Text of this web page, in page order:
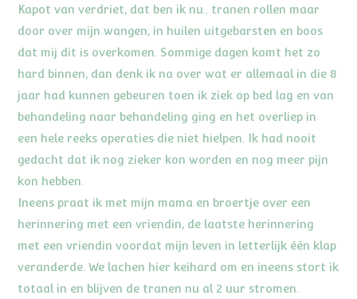
Kapot van verdriet, dat ben ik nu.. tranen rollen maar
door over mijn wangen, in huilen uitgebarsten en boos
dat mij dit is overkomen. Sommige dagen komt het zo
hard binnen, dan denk ik na over wat er allemaal in die 8
jaar had kunnen gebeuren toen ik ziek op bed lag en van
behandeling naar behandeling ging en het overliep in
een hele reeks operaties die niet hielpen. Ik had nooit
gedacht dat ik nog zieker kon worden en nog meer pijn
kon hebben.
Ineens praat ik met mijn mama en broertje over een
herinnering met een vriendin, de laatste herinnering
met een vriendin voordat mijn leven in letterlijk één klap
veranderde. We lachen hier keihard om en ineens stort ik
totaal in en blijven de tranen nu al 2 uur stromen.